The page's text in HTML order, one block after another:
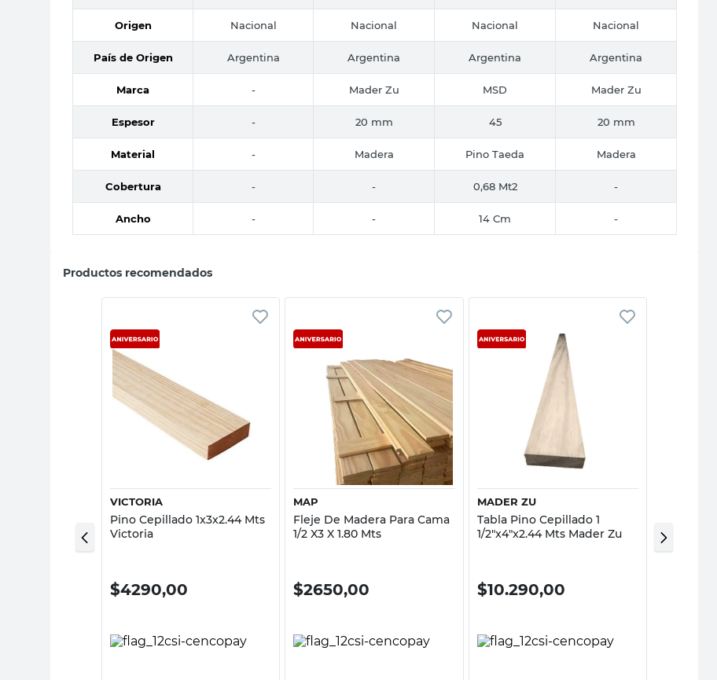
Origen Nacional Nacional Nacional Nacional
País de Origen Argentina Argentina Argentina Argentina
Marca - Mader Zu MSD Mader Zu
Espesor - 20 mm 45 20 mm
Material - Madera Pino Taeda Madera
Cobertura - - 0,68 Mt2 -
Ancho - - 14 Cm -
Productos recomendados
Un Madermax
Vista rápida
VICTORIA
Pino Cepillado 1x3x2.44 Mts
Victoria
$4290,00
Vista rápida
MAP
Fleje De Madera Para Cama
1/2 X3 X 1.80 Mts
$2650,00
Vista rápida
MADER ZU
Tabla Pino Cepillado 1
1/2"x4"x2.44 Mts Mader Zu
$10.290,00
X 2.0Mts